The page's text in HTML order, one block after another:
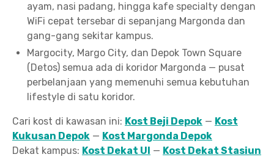
ayam, nasi padang, hingga kafe specialty dengan
WiFi cepat tersebar di sepanjang Margonda dan
gang-gang sekitar kampus.
Margocity, Margo City, dan Depok Town Square
(Detos) semua ada di koridor Margonda — pusat
perbelanjaan yang memenuhi semua kebutuhan
lifestyle di satu koridor.
Cari kost di kawasan ini: Kost Beji Depok — Kost
Kukusan Depok — Kost Margonda Depok
Dekat kampus: Kost Dekat UI — Kost Dekat Stasiun